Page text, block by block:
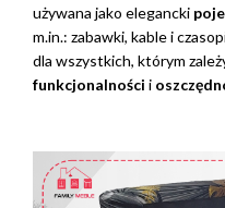
używana jako elegancki
m.in.: zabawki, kable i
dla wszystkich, którym
funkcjonalności i